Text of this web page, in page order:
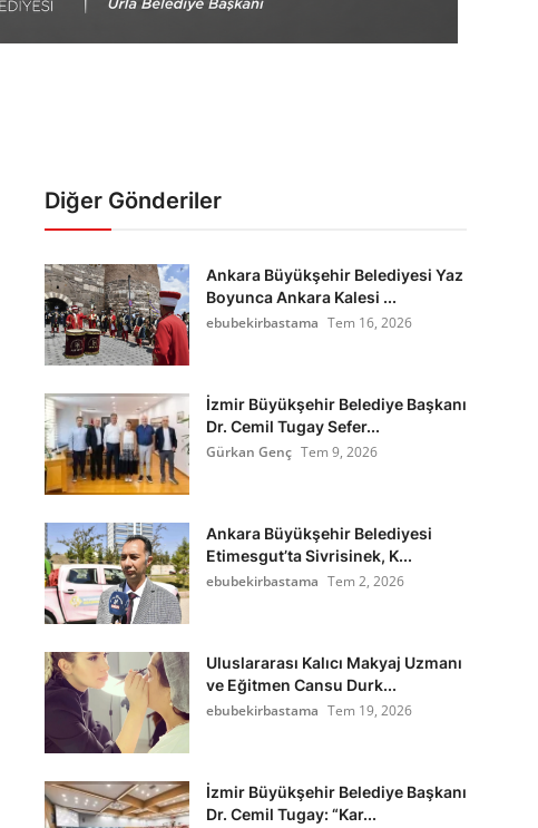
Diğer Gönderiler
Ankara Büyükşehir Belediyesi Yaz
Boyunca Ankara Kalesi ...
ebubekirbastama Tem 16, 2026
İzmir Büyükşehir Belediye Başkanı
Dr. Cemil Tugay Sefer...
Gürkan Genç Tem 9, 2026
Ankara Büyükşehir Belediyesi
Etimesgut’ta Sivrisinek, K...
ebubekirbastama Tem 2, 2026
Uluslararası Kalıcı Makyaj Uzmanı
ve Eğitmen Cansu Durk...
ebubekirbastama Tem 19, 2026
İzmir Büyükşehir Belediye Başkanı
Dr. Cemil Tugay: “Kar...